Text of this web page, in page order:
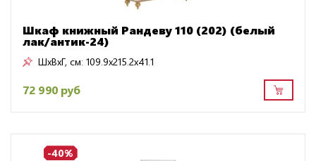
Шкаф книжный Рандеву 110 (202) (белый
лак/антик-24)
ШxВxГ, см: 109.9x215.2x41.1
72 990 руб
-40%